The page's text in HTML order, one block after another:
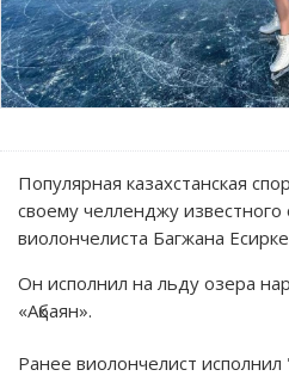
Популярная казахстанская
своему челленджу известного
виолончелиста Багжана
Он исполнил на льду озера
«Ақбаян».
Ранее виолончелист исполнил